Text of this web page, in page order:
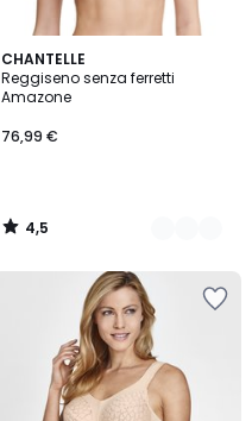
CHANTELLE
Reggiseno senza ferretti
Amazone
76,99 €
4,5
/ 5
3
Colori
4,5
/